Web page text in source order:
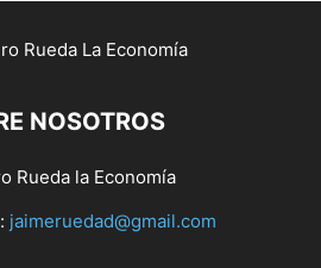
NOSOTROS
Rueda la Economía
jaimeruedad@gmail.com